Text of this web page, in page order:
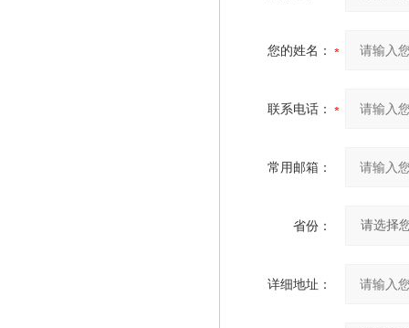
您的姓名：
联系电话：
常用邮箱：
省份：
详细地址：